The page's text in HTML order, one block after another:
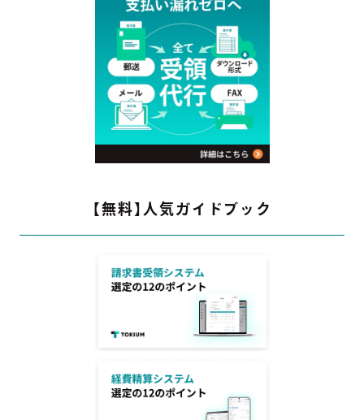
【無料】人気ガイドブック